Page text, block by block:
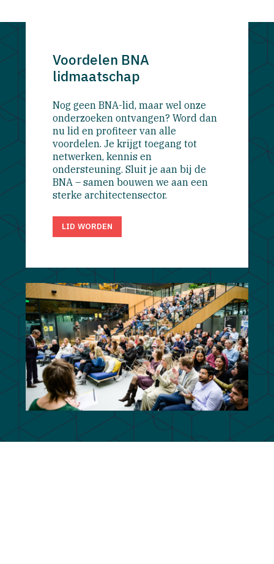
Voordelen BNA
lidmaatschap
Nog geen BNA-lid, maar wel onze
onderzoeken ontvangen? Word dan
nu lid en profiteer van alle
voordelen. Je krijgt toegang tot
netwerken, kennis en
ondersteuning. Sluit je aan bij de
BNA – samen bouwen we aan een
sterke architectensector.
LID WORDEN